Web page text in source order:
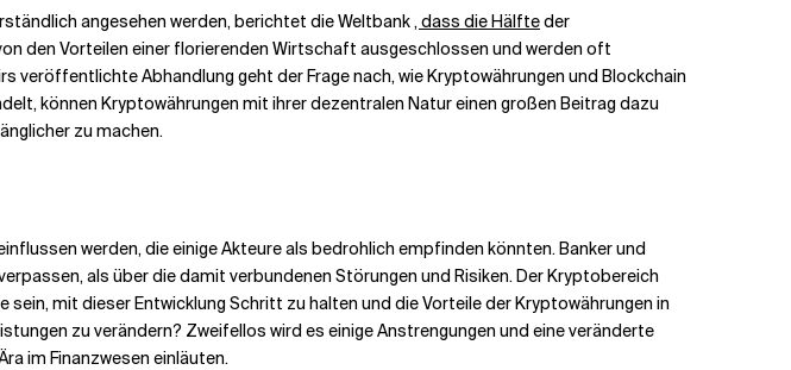
angesehen werden, berichtet die Weltbank, dass die Hälfteder
den Vorteilen einer florierenden Wirtschaft ausgeschlossen und werden oft
Abhandlung geht der Frage nach, wie Kryptowährungen und Blockchain
können Kryptowährungen mit ihrer dezentralen Natur einen großen Beitrag dazu
zu machen.
werden, die einige Akteure als bedrohlich empfinden könnten. Banker und
als über die damit verbundenen Störungen und Risiken. Der Kryptobereich
mit dieser Entwicklung Schritt zu halten und die Vorteile der Kryptowährungen in
zu verändern? Zweifellos wird es einige Anstrengungen und eine veränderte
im Finanzwesen einläuten.